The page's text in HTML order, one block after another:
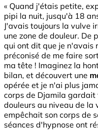
« Quand j'étais petite,
pipi la nuit, jusqu'à 18
J'avais toujours la vulve
une zone de douleur. De
qui ont dit que je n'avais
préconisé de me faire
ma tête ! Imaginez la
bilan, et découvert une
opérée et je n'ai plus
corps de Djamila gardait
douleurs au niveau de la
empêchait son corps de
séances d'hypnose ont